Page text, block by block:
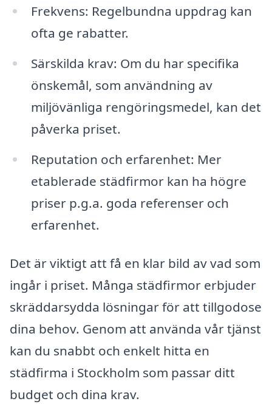
Frekvens: Regelbundna uppdrag kan
ofta ge rabatter.
Särskilda krav: Om du har specifika
önskemål, som användning av
miljövänliga rengöringsmedel, kan det
påverka priset.
Reputation och erfarenhet: Mer
etablerade städfirmor kan ha högre
priser p.g.a. goda referenser och
erfarenhet.
Det är viktigt att få en klar bild av vad som
ingår i priset. Många städfirmor erbjuder
skräddarsydda lösningar för att tillgodose
dina behov. Genom att använda vår tjänst
kan du snabbt och enkelt hitta en
städfirma i Stockholm som passar ditt
budget och dina krav.